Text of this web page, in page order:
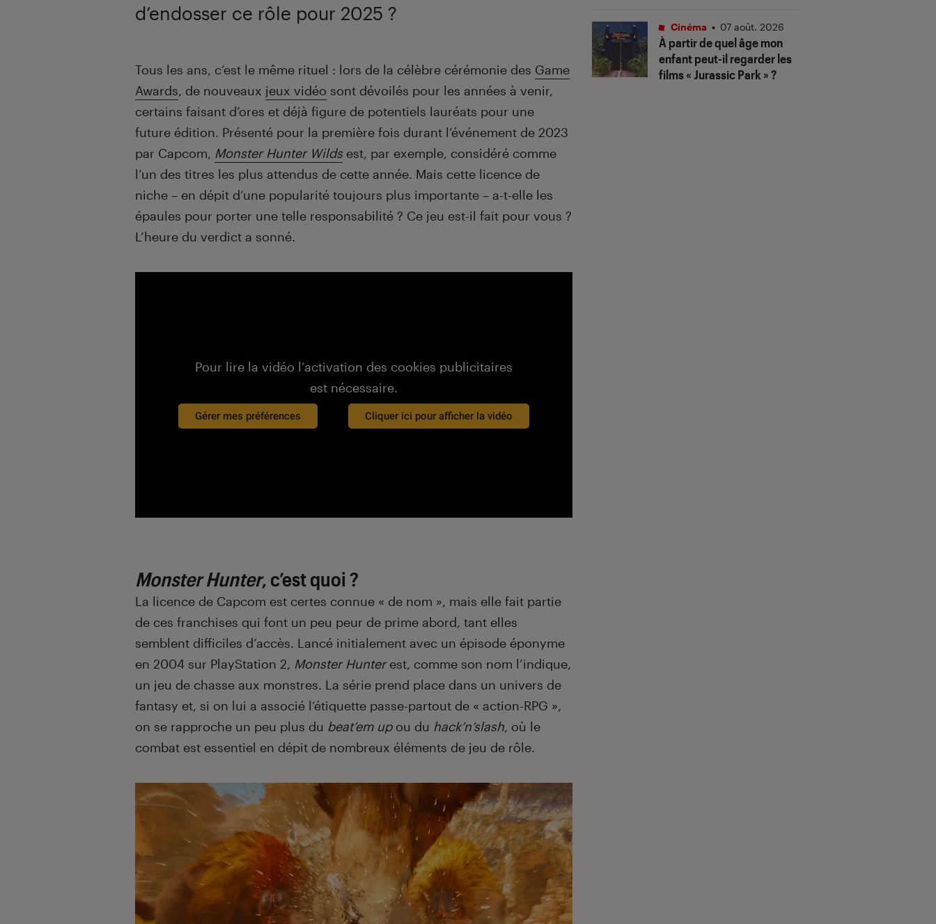
d’endosser ce rôle pour 2025 ?
Introduction
Tous les ans, c’est le même rituel : lors de la célèbre cérémonie des Game
Awards, de nouveaux jeux vidéo sont dévoilés pour les années à venir,
certains faisant d’ores et déjà figure de potentiels lauréats pour une
future édition. Présenté pour la première fois durant l’événement de 2023
par Capcom, Monster Hunter Wildsest, par exemple, considéré comme
l’un des titres les plus attendus de cette année. Mais cette licence de
niche – en dépit d’une popularité toujours plus importante – a-t-elle les
épaules pour porter une telle responsabilité ? Ce jeu est-il fait pour vous ?
L’heure du verdict a sonné.
Pour lire la vidéo l’activation des cookies publicitaires
est nécessaire.
Gérer mes préférences Cliquer ici pour afficher la vidéo
Monster Hunter, c’est quoi ?
La licence de Capcom est certes connue « de nom », mais elle fait partie
de ces franchises qui font un peu peur de prime abord, tant elles
semblent difficiles d’accès. Lancé initialement avec un épisode éponyme
en 2004 sur PlayStation 2, Monster Hunterest, comme son nom l’indique,
un jeu de chasse aux monstres. La série prend place dans un univers de
fantasy et, si on lui a associé l’étiquette passe-partout de « action-RPG »,
on se rapproche un peu plus du beat’em upou du hack’n’slash, où le
combat est essentiel en dépit de nombreux éléments de jeu de rôle.
À partir de quel âge mon
enfant peut-il regarder les
films « Jurassic Park » ?
Cinéma • 07 août. 2026